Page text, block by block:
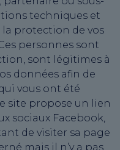
techniques et
protection de vos
personnes sont
sont légitimes à
données afin de
vous ont été
site propose un lien
sociaux Facebook,
de visiter sa page
mais il n’y a pas